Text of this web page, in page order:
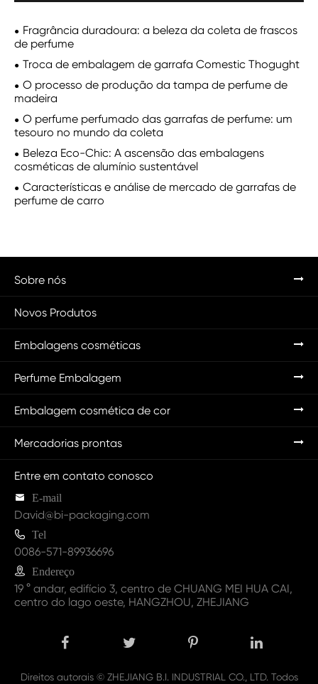
Fragrância duradoura: a beleza da coleta de frascos
de perfume
Troca de embalagem de garrafa Comestic Thogught
O processo de produção da tampa de perfume de
madeira
O perfume perfumado das garrafas de perfume: um
tesouro no mundo da coleta
Beleza Eco-Chic: A ascensão das embalagens
cosméticas de alumínio sustentável
Características e análise de mercado de garrafas de
perfume de carro
Sobre nós
Novos Produtos
Embalagens cosméticas
Perfume Embalagem
Embalagem cosmética de cor
Mercadorias prontas
Entre em contato conosco
 E-mail
David@bi-packaging.com
 Tel
0086-571-89936696
 Endereço
19 ° andar, edifício 3, centro de CHUANG MEI HUA CAI,
centro do lago oeste, HANGZHOU, ZHEJIANG
Direitos autorais © ZHEJIANG B.I. INDUSTRIAL CO., LTD. Todos